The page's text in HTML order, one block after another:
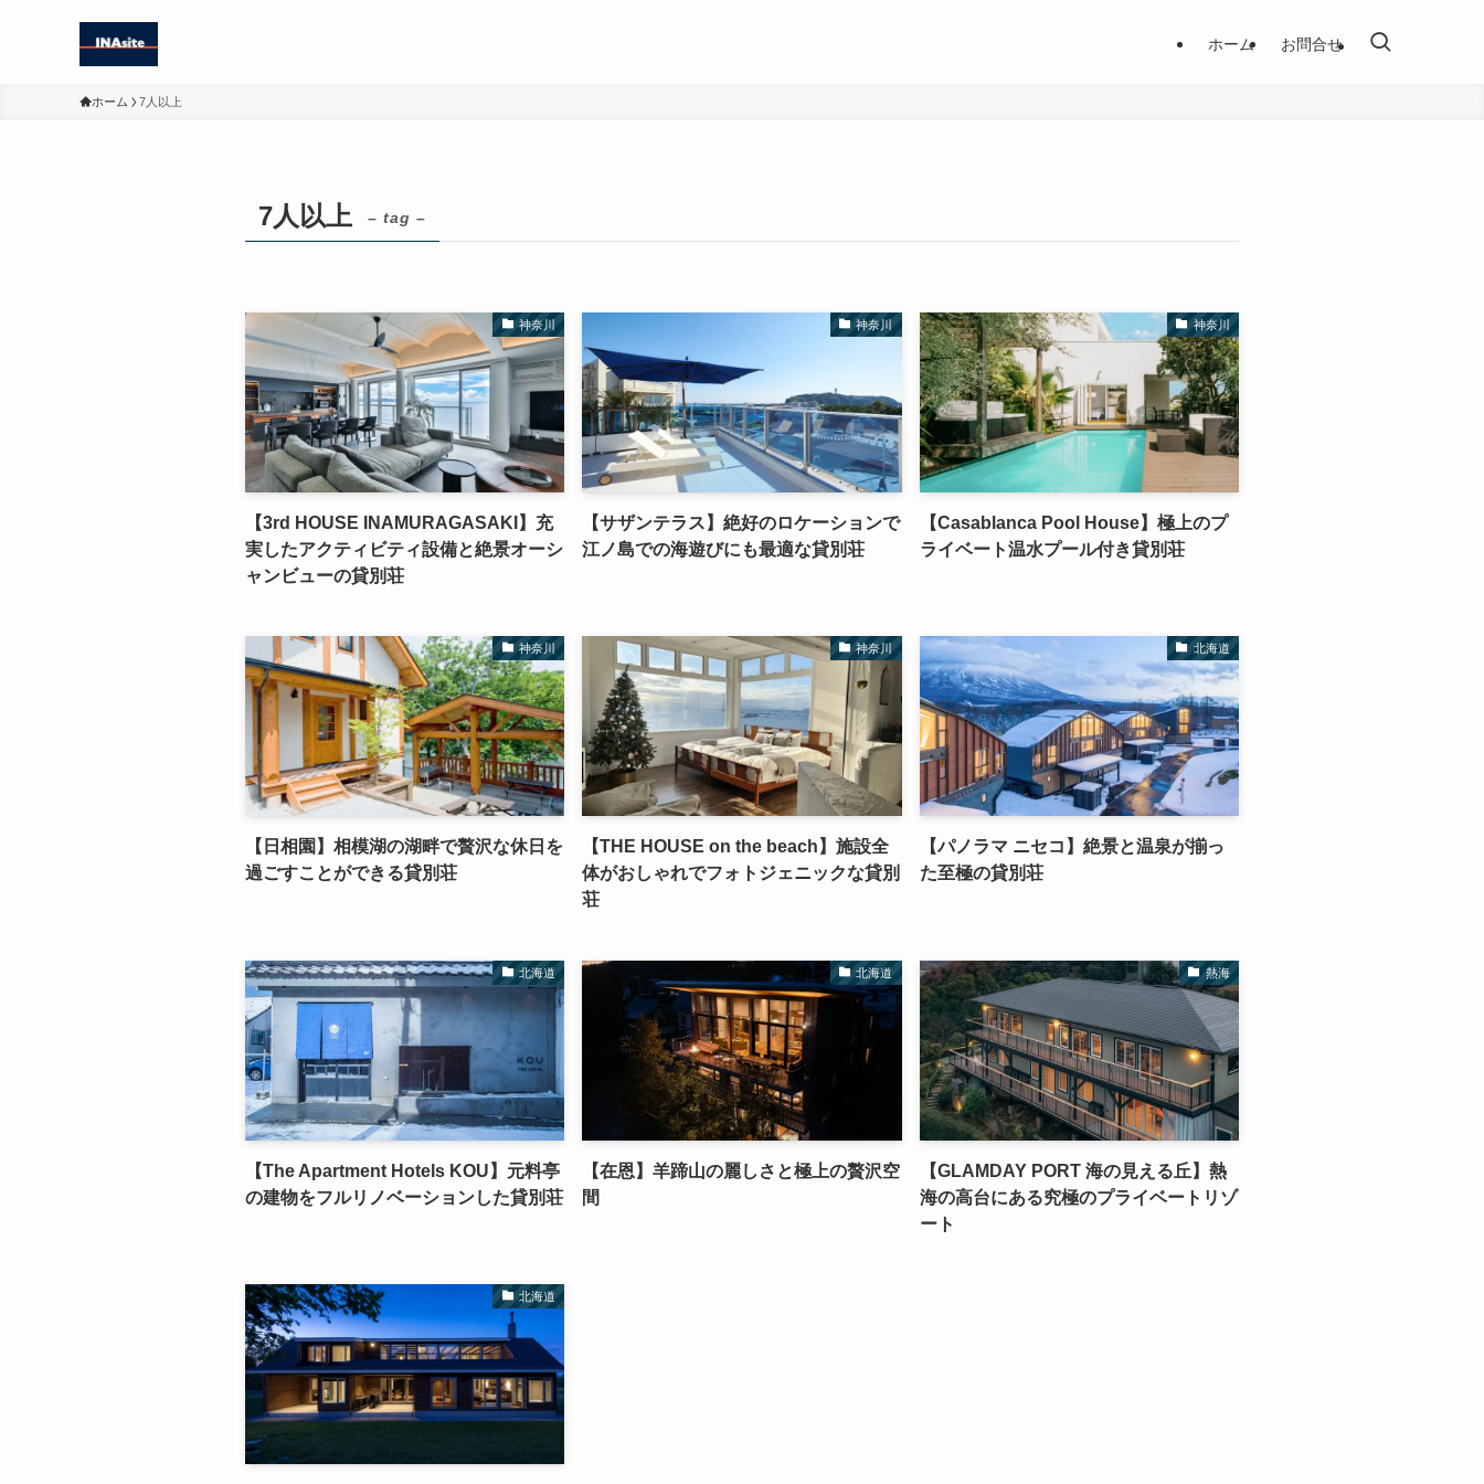
ホーム お問合せ
ホーム 7人以上
7人以上 – tag –
神奈川
【3rd HOUSE INAMURAGASAKI】充
実したアクティビティ設備と絶景オーシ
ャンビューの貸別荘
神奈川
【サザンテラス】絶好のロケーションで
江ノ島での海遊びにも最適な貸別荘
神奈川
【Casablanca Pool House】極上のプ
ライベート温水プール付き貸別荘
神奈川
【日相園】相模湖の湖畔で贅沢な休日を
過ごすことができる貸別荘
神奈川
【THE HOUSE on the beach】施設全
体がおしゃれでフォトジェニックな貸別
荘
北海道
【パノラマ ニセコ】絶景と温泉が揃っ
た至極の貸別荘
北海道
【The Apartment Hotels KOU】元料亭
の建物をフルリノベーションした貸別荘
北海道
【在恩】羊蹄山の麗しさと極上の贅沢空
間
熱海
【GLAMDAY PORT 海の見える丘】熱
海の高台にある究極のプライベートリゾ
ート
北海道